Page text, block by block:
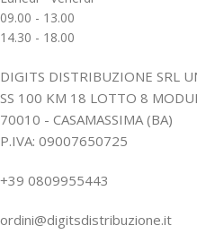
09.00 - 13.00
14.30 - 18.00
DIGITS DISTRIBUZIONE SRL
SS 100 KM 18 LOTTO 8
70010 - CASAMASSIMA (BA)
P.IVA: 09007650725
+39 0809955443
ordini@digitsdistribuzione.it